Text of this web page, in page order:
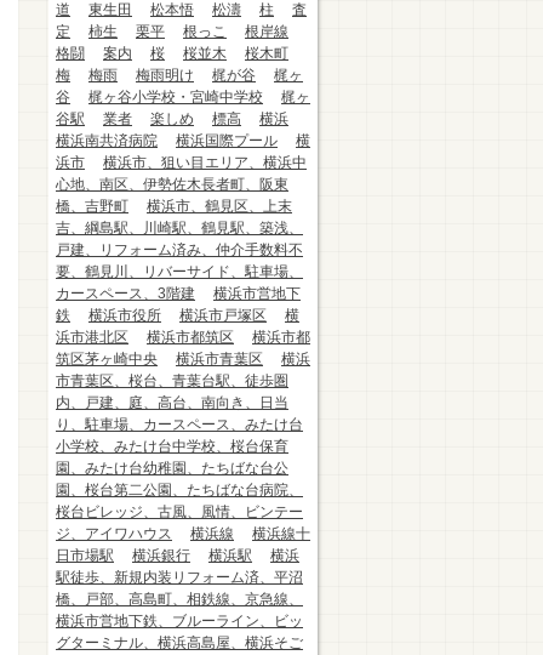
道
東生田 松本悟 松濤 柱
査
定
柿生 栗平 根っこ
根岸線
格闘
案内 桜 桜並木
桜木町
梅
梅雨 梅雨明け 梶が谷
梶ヶ
谷
梶ヶ谷小学校・宮崎中学校
梶ヶ
谷駅
業者 楽しめ 標高
横浜
横浜南共済病院
横浜国際プール
横
浜市
横浜市、狙い目エリア、横浜中
心地、南区、伊勢佐木長者町、阪東
橋、吉野町
横浜市、鶴見区、上末
吉、綱島駅、川崎駅、鶴見駅、築浅、
戸建、リフォーム済み、仲介手数料不
要、鶴見川、リバーサイド、駐車場、
カースペース、3階建
横浜市営地下
鉄
横浜市役所 横浜市戸塚区
横
浜市港北区
横浜市都筑区
横浜市都
筑区茅ヶ崎中央
横浜市青葉区
横浜
市青葉区、桜台、青葉台駅、徒歩圏
内、戸建、庭、高台、南向き、日当
り、駐車場、カースペース、みたけ台
小学校、みたけ台中学校、桜台保育
園、みたけ台幼稚園、たちばな台公
園、桜台第二公園、たちばな台病院、
桜台ビレッジ、古風、風情、ビンテー
ジ、アイワハウス
横浜線
横浜線十
日市場駅
横浜銀行 横浜駅
横浜
駅徒歩、新規内装リフォーム済、平沼
橋、戸部、高島町、相鉄線、京急線、
横浜市営地下鉄、ブルーライン、ビッ
グターミナル、横浜高島屋、横浜そご